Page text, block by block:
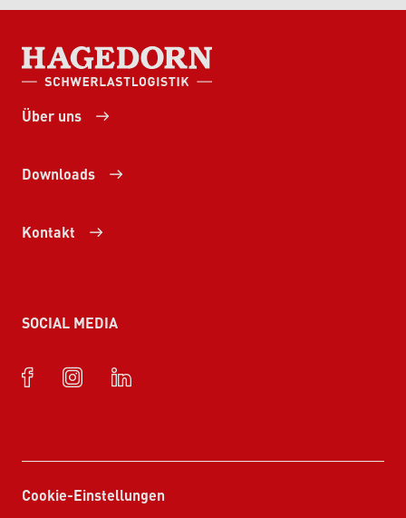
HAGEDORN SCHWERLASTLOGISTIK
Über uns
Downloads
Kontakt
SOCIAL MEDIA
Cookie-Einstellungen